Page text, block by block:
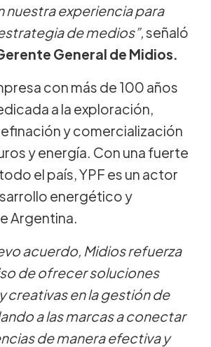
nuestra experiencia para
de medios”,señaló
General de Midios.
con más de 100 años
a la exploración,
y comercialización
y energía. Con una fuerte
el país, YPF es un actor
energético y
Argentina.
acuerdo, Midios refuerza
de ofrecer soluciones
creativas en la gestión de
a las marcas a conectar
de manera efectiva y